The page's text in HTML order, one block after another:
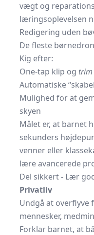
vægt og
læringsoplevelsen
Redigering uden
De fleste
Kig efter:
One-tap klip og trim
Automatiske
Mulighed for at
skyen
Målet er, at barnet
sekunders
venner eller
lære avancerede
Del sikkert - Lær
Privatliv
Undgå at overflyve
mennesker,
Forklar barnet, at